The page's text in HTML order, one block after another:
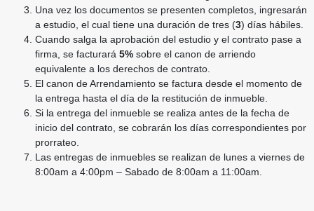
Una vez los documentos se presenten completos, ingresarán
a estudio, el cual tiene una duración de tres (3) días hábiles.
Cuando salga la aprobación del estudio y el contrato pase a
firma, se facturará 5% sobre el canon de arriendo
equivalente a los derechos de contrato.
El canon de Arrendamiento se factura desde el momento de
la entrega hasta el día de la restitución de inmueble.
Si la entrega del inmueble se realiza antes de la fecha de
inicio del contrato, se cobrarán los días correspondientes por
prorrateo.
Las entregas de inmuebles se realizan de lunes a viernes de
8:00am a 4:00pm – Sabado de 8:00am a 11:00am.